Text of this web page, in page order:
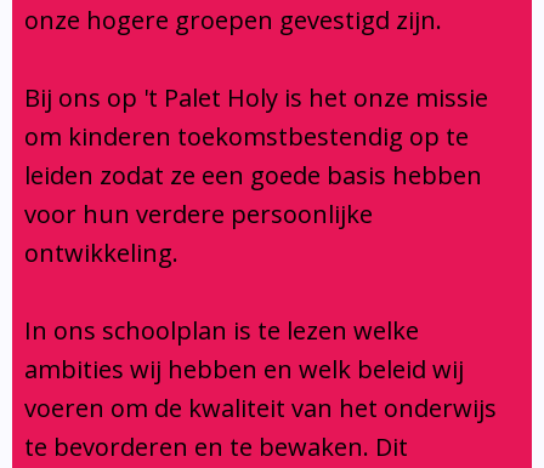
Contact
Verbouwing
Aanmelden
Brugfunctionaris
onze hogere groepen gevestigd zijn.
Bij ons op 't Palet Holy is het onze missie
om kinderen toekomstbestendig op te
leiden zodat ze een goede basis hebben
voor hun verdere persoonlijke
ontwikkeling.
In ons schoolplan is te lezen welke
ambities wij hebben en welk beleid wij
voeren om de kwaliteit van het onderwijs
te bevorderen en te bewaken. Dit